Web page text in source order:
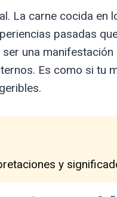
La carne cocida en
pasadas
una
Es como si tu
y